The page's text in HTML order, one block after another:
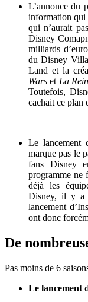
L’annonce du
information qui
qui n’aurait
Disney
milliards
du Disney
Land et la
Wars et La
Toutefois,
cachait ce plan
Le lancement
marque pas le
fans Disney
programme ne
déjà les
Disney, il y a
lancement
ont donc
De
Pas moins de 6
Le lancement